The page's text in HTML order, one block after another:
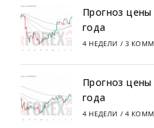
Прогноз
года
4 НЕДЕЛИ / 3
Прогноз
года
4 НЕДЕЛИ / 4